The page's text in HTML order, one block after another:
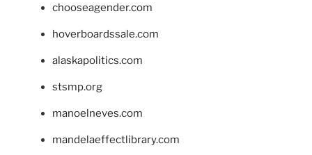
chooseagender.com
hoverboardssale.com
alaskapolitics.com
stsmp.org
manoelneves.com
mandelaeffectlibrary.com